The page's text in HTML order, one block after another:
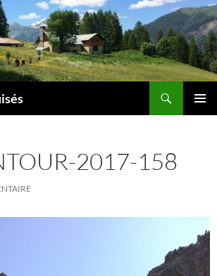
2017-158